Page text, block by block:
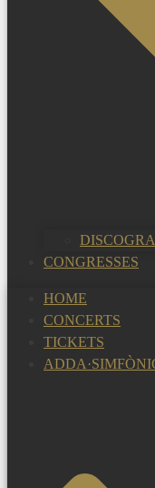
CONGRESSES
HOME
CONCERTS
TICKETS